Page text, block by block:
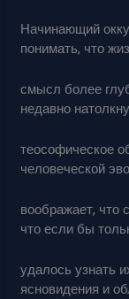
Начинающий
понимать, что
смысл более
недавно
теософическое
человеческой
воображает, что
что если бы
удалось узнать
ясновидения и